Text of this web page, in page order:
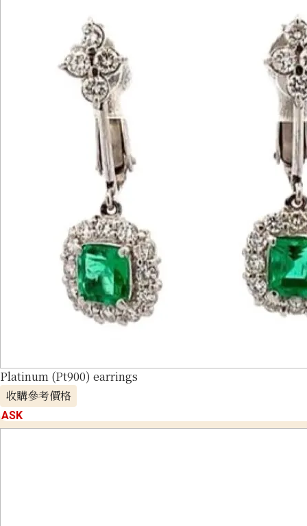
Platinum (Pt900) earrings
收購參考價格
ASK